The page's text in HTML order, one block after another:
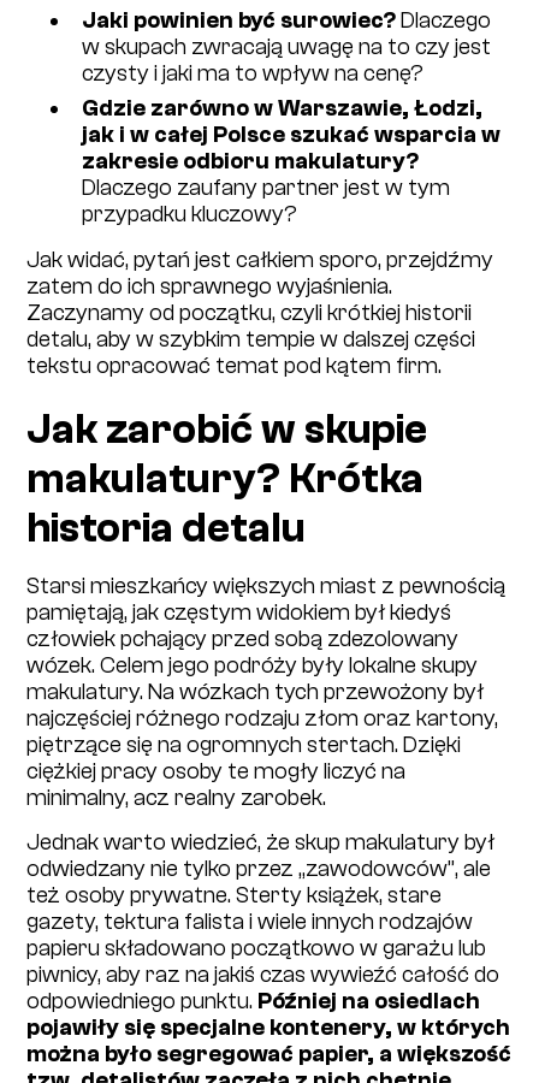
Jaki powinien być surowiec?Dlaczego
w skupach zwracają uwagę na to czy jest
czysty i jaki ma to wpływ na cenę?
Gdzie zarówno w Warszawie, Łodzi,
jak i w całej Polsce szukać wsparcia w
zakresie odbioru makulatury?
Dlaczego zaufany partner jest w tym
przypadku kluczowy?
Jak widać, pytań jest całkiem sporo, przejdźmy
zatem do ich sprawnego wyjaśnienia.
Zaczynamy od początku, czyli krótkiej historii
detalu, aby w szybkim tempie w dalszej części
tekstu opracować temat pod kątem firm.
Jak zarobić w skupie
makulatury? Krótka
historia detalu
Starsi mieszkańcy większych miast z pewnością
pamiętają, jak częstym widokiem był kiedyś
człowiek pchający przed sobą zdezolowany
wózek. Celem jego podróży były lokalne skupy
makulatury. Na wózkach tych przewożony był
najczęściej różnego rodzaju złom oraz kartony,
piętrzące się na ogromnych stertach. Dzięki
ciężkiej pracy osoby te mogły liczyć na
minimalny, acz realny zarobek.
Jednak warto wiedzieć, że skup makulatury był
odwiedzany nie tylko przez „zawodowców”, ale
też osoby prywatne. Sterty książek, stare
gazety, tektura falista i wiele innych rodzajów
papieru składowano początkowo w garażu lub
piwnicy, aby raz na jakiś czas wywieźć całość do
odpowiedniego punktu. Później na osiedlach
pojawiły się specjalne kontenery, w których
można było segregować papier, a większość